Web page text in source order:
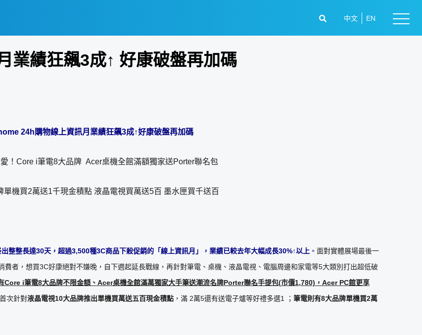
中文 EN
業績狂飆3成↑ 好康破盤再加碼
24h購物線上資訊月業績狂飆3成↑好康破盤再加碼
！Core i筆電8大品牌 Acer桌機全館滿額獨家送Porter聯名包
單機買2萬送1千現金積點 液晶電視買萬送5百 墨水匣買千送百
整整長達30天，超過3,500種3C商品下殺促銷的「線上資訊月」，業績已較去年大幅成長30%↑以上 。 面對實體展場最後一
者，想買3C好康絕對不嫌晚，自下週起延長戰線，再針對筆電、桌機、液晶電視、電腦周邊和家電等5大類別打出超低破
Core i筆電8大品牌不限金額、 Acer桌機全館滿萬獨家大手筆送潮流名牌Porter聯名手提包(市價1,780) ， Acer PC館更享
次針對液晶電視10大品牌推出單機買萬送五百現金積點 ，滿 2萬5還有送電子爐等好禮多選1 ； 筆電則有8大品牌單機買2萬